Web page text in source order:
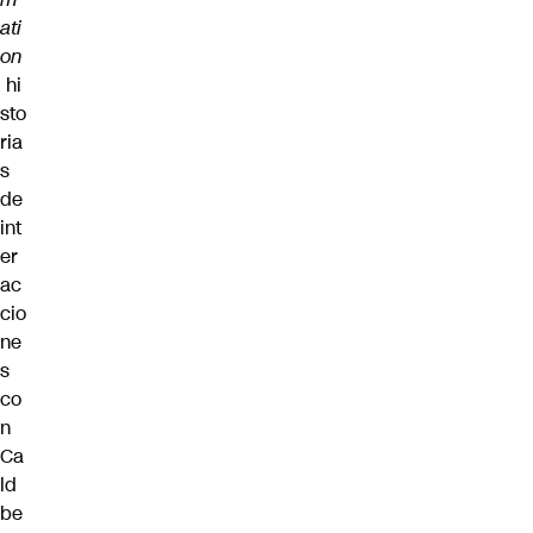
ati
on
hi
sto
ria
s
de
int
er
ac
cio
ne
s
co
n
Ca
ld
be